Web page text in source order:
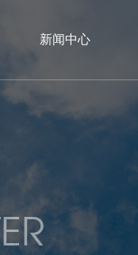
新闻中心